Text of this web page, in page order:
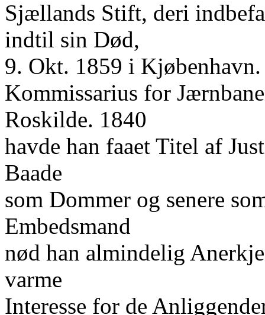
Sjællands Stift, deri
indtil sin Død,
9. Okt. 1859 i
Kommissarius for
Roskilde. 1840
havde han faaet Titel af
Baade
som Dommer og senere
Embedsmand
nød han almindelig
varme
Interesse for de